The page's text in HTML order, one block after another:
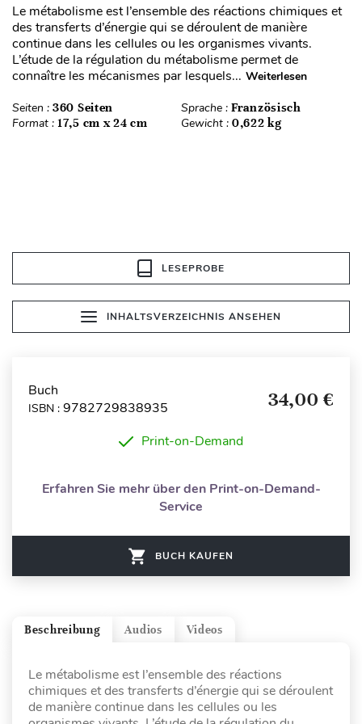
Le métabolisme est l’ensemble des réactions chimiques et
des transferts d’énergie qui se déroulent de manière
continue dans les cellules ou les organismes vivants.
L’étude de la régulation du métabolisme permet de
connaître les mécanismes par lesquels... Weiterlesen
Seiten : 360 Seiten Sprache : Französisch
Format : 17,5 cm x 24 cm Gewicht : 0,622 kg
LESEPROBE
INHALTSVERZEICHNIS ANSEHEN
Buch
ISBN : 9782729838935 34,00 €
Print-on-Demand
Erfahren Sie mehr über den Print-on-Demand-
Service
BUCH KAUFEN
Videos
Audios
Beschreibung
Le métabolisme est l’ensemble des réactions
chimiques et des transferts d’énergie qui se déroulent
de manière continue dans les cellules ou les